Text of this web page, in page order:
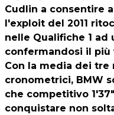
Cudlin a consentire
l'exploit del 2011
nelle Qualifiche 1 ad
confermandosi il
Con la media dei
cronometrici, BMW
che competitivo
conquistare non